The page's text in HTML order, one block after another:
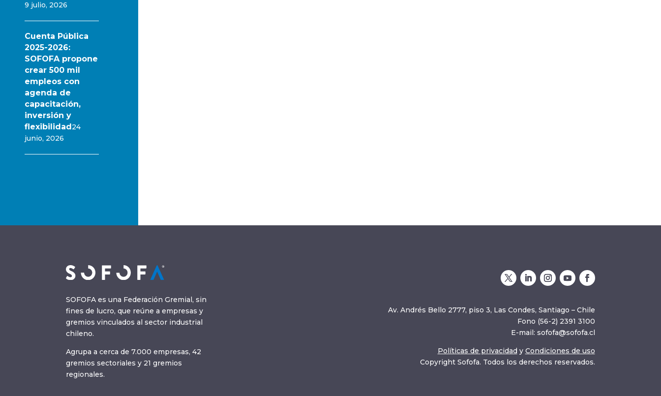
9 julio, 2026
Cuenta Pública
2025-2026:
SOFOFA propone
crear 500 mil
empleos con
agenda de
capacitación,
inversión y
flexibilidad24
junio, 2026
SOFOFA es una Federación Gremial, sin
fines de lucro, que reúne a empresas y
gremios vinculados al sector industrial
chileno.
Agrupa a cerca de 7.000 empresas, 42
gremios sectoriales y 21 gremios
regionales.
Av. Andrés Bello 2777, piso 3, Las Condes, Santiago – Chile
Fono (56-2) 2391 3100
E-mail: sofofa@sofofa.cl
Políticas de privacidad y Condiciones de uso
Copyright Sofofa. Todos los derechos reservados.